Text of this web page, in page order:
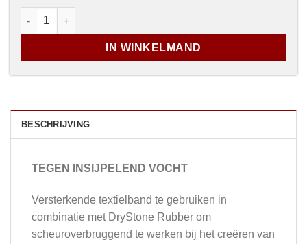
DryStone Textile aantal
IN WINKELMAND
BESCHRIJVING
TEGEN INSIJPELEND VOCHT
Versterkende textielband te gebruiken in
combinatie met DryStone Rubber om
scheuroverbruggend te werken bij het creëren van